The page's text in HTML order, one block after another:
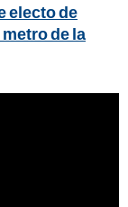
electo de
de la